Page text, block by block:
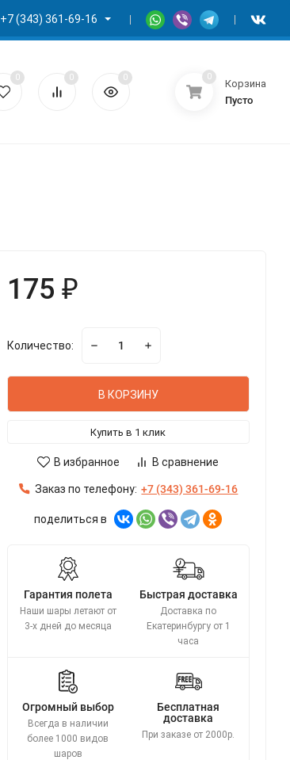
+7 (343) 361-69-16
0 0 0 0
Корзина
Пусто
175 ₽
Количество:
В КОРЗИНУ
Купить в 1 клик
В избранное В сравнение
Заказ по телефону: +7 (343) 361-69-16
поделиться в
Гарантия полета
Наши шары летают от
3-х дней до месяца
Быстрая доставка
Доставка по
Екатеринбургу от 1
часа
Огромный выбор
Всегда в наличии
более 1000 видов
шаров
Бесплатная
доставка
При заказе от 2000р.